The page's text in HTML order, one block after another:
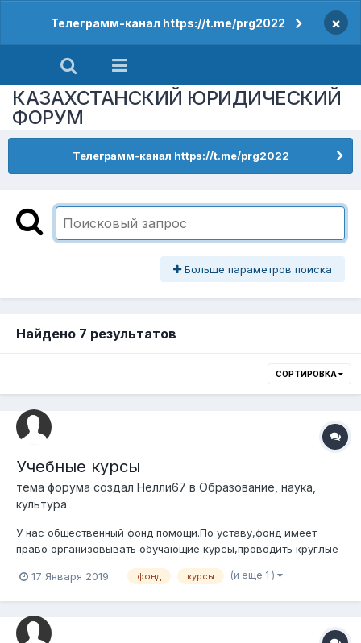
Телеграмм-канал https://t.me/prg2022 ×
КАЗАХСТАНСКИЙ ЮРИДИЧЕСКИЙ
ФОРУМ
Телеграмм-канал https://t.me/prg2022
Больше параметров поиска
Найдено 7 результатов
СОРТИРОВКА
Учебные курсы
тема форума создал Нелли67 в Образование, наука,
культура
У нас общественный фонд помощи.По уставу,фонд имеет
право организовывать обучающие курсы,проводить круглые
на открытие курсов сиделок или сестринских курсов по
платной основе и имеем ли п...
17 Января 2019 фонд курсы (и еще 1 )